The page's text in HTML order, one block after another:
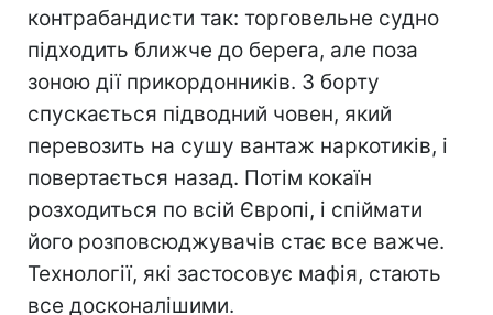
контрабандисти так: торговельне судно
підходить ближче до берега, але поза
зоною дії прикордонників. З борту
спускається підводний човен, який
перевозить на сушу вантаж наркотиків, і
повертається назад. Потім кокаїн
розходиться по всій Європі, і спіймати
його розповсюджувачів стає все важче.
Технології, які застосовує мафія, стають
все досконалішими.